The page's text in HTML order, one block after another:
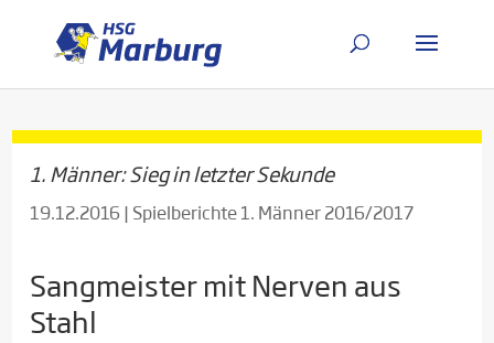
1. Männer: Sieg in letzter Sekunde
19.12.2016 | Spielberichte 1. Männer 2016/2017
Sangmeister mit Nerven aus
Stahl